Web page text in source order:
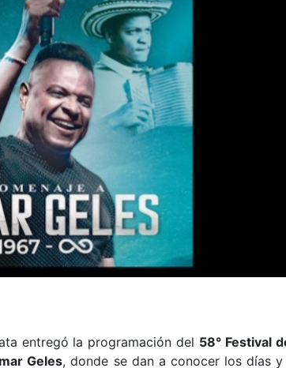
entregó la programación del 58° Festival
Geles, donde se dan a conocer los días